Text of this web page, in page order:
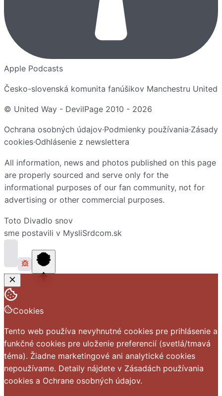
Apple Podcasts
Česko-slovenská komunita fanúšikov Manchestru United
© United Way - DevilPage 2010 - 2026
Ochrana osobných údajov·Podmienky používania·Zásady
cookies·Odhlásenie z newslettera
All information, news and photos published on this page
are properly sourced and serve only for the
informational purposes of our fan community, not for
advertising or other commercial purposes.
Toto Divadlo snov
sme postavili v MysliSrdcom.sk
Cookies
Tento web používa nevyhnutné cookies pre prihlásenie a
funkčné cookies pre uloženie preferencií (svetlá/tmavá
téma). Žiadne marketingové ani analytické cookies
nepoužívame. Detaily nájdete v Zásadách používania
cookies a Ochrane osobných údajov.